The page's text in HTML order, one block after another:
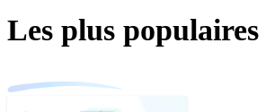
Les plus populaires